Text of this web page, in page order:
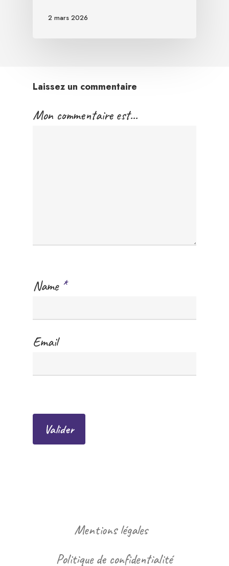
2 mars 2026
Laissez un commentaire
Mon commentaire est...
Name *
Email
Mentions légales
Politique de confidentialité